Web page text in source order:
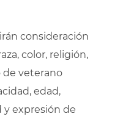
consideración
color, religión,
de veterano
edad,
expresión de